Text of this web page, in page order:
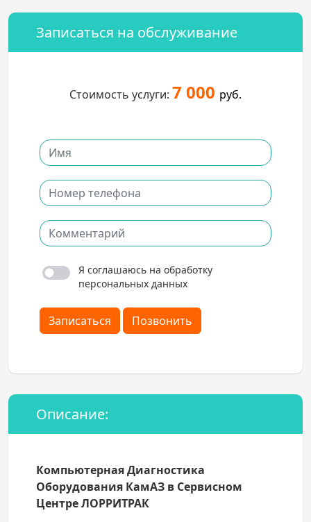
Записаться на обслуживание
Стоимость услуги: 7 000 руб.
Я соглашаюсь на обработку
персональных данных
Записаться Позвонить
Описание:
Компьютерная Диагностика
Оборудования КамАЗ в Сервисном
Центре ЛОРРИТРАК